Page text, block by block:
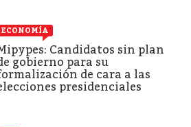
ECONOMÍA
Candidatos sin plan
gobierno para su
de cara a las
presidenciales